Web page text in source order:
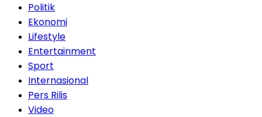
Politik
Ekonomi
Lifestyle
Entertainment
Sport
Internasional
Pers Rilis
Video